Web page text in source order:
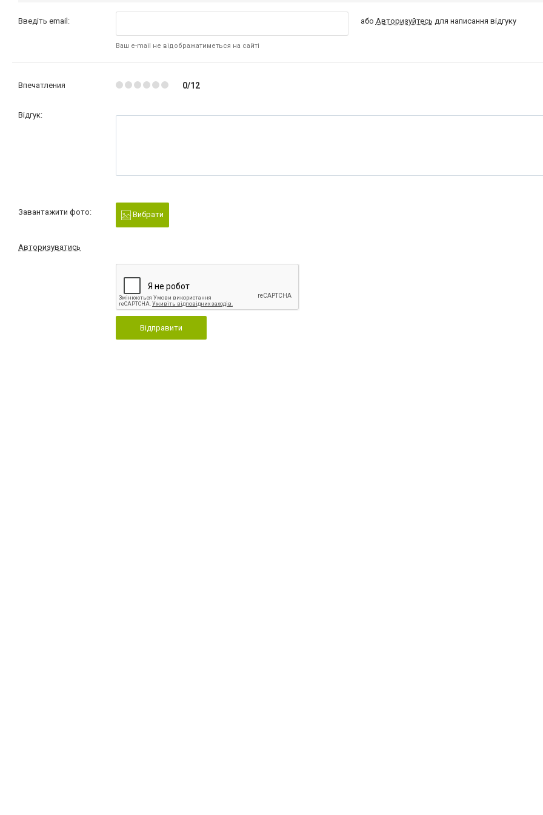
Введіть email:
Ваш e-mail не відображатиметься на сайті
або Авторизуйтесь для написання відгуку
Впечатления 0/12
Відгук:
Завантажити фото: Вибрати
Авторизуватись
Відправити